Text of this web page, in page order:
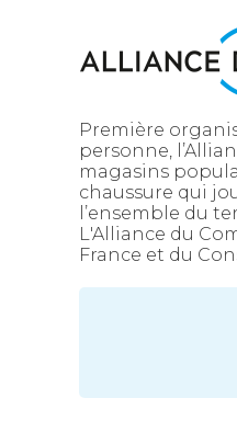
Première
personne,
magasins
chaussure qui
l’ensemble du
L'Alliance du
France et du